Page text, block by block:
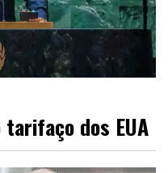
tarifaço dos EUA